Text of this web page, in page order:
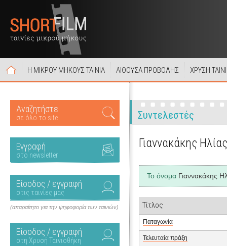
Η ΜΙΚΡΟΥ ΜΗΚΟΥΣ ΤΑΙΝΙΑ ΑΙΘΟΥΣΑ ΠΡΟΒΟΛΗΣ ΧΡΥΣΗ
Αναζητήστε
σε όλο το site
Εγγραφή
στο newsletter
Είσοδος / εγγραφή
στις ταινίες μας
(απαραίτητο για την ψηφοφορία των ταινιών)
Είσοδος / εγγραφή
στη Χρυσή Ταινιοθήκη
Συντελεστές
Γιαννακάκης Ηλίας
Το όνομα Γιαννακάκης
Τίτλος
Παταγωνία
Τελευταία πράξη